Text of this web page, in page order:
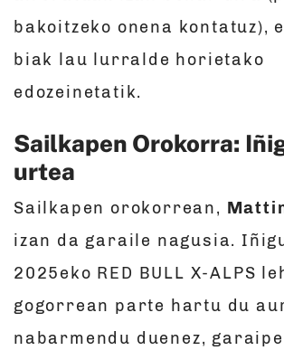
bakoitzeko onena kontatuz),
biak lau lurralde horietako
edozeinetatik.
Sailkapen Orokorra:
urtea
Sailkapen orokorrean,
izan da garaile nagusia.
2025eko RED BULL X-ALPS
gogorrean parte hartu du
nabarmendu duenez,